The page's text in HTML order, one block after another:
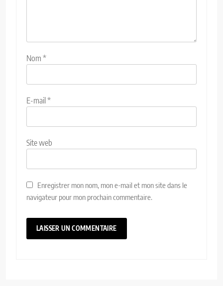
Nom *
E-mail*
Site web
Enregistrer mon nom, mon e-mail et mon site dans le
navigateur pour mon prochain commentaire.